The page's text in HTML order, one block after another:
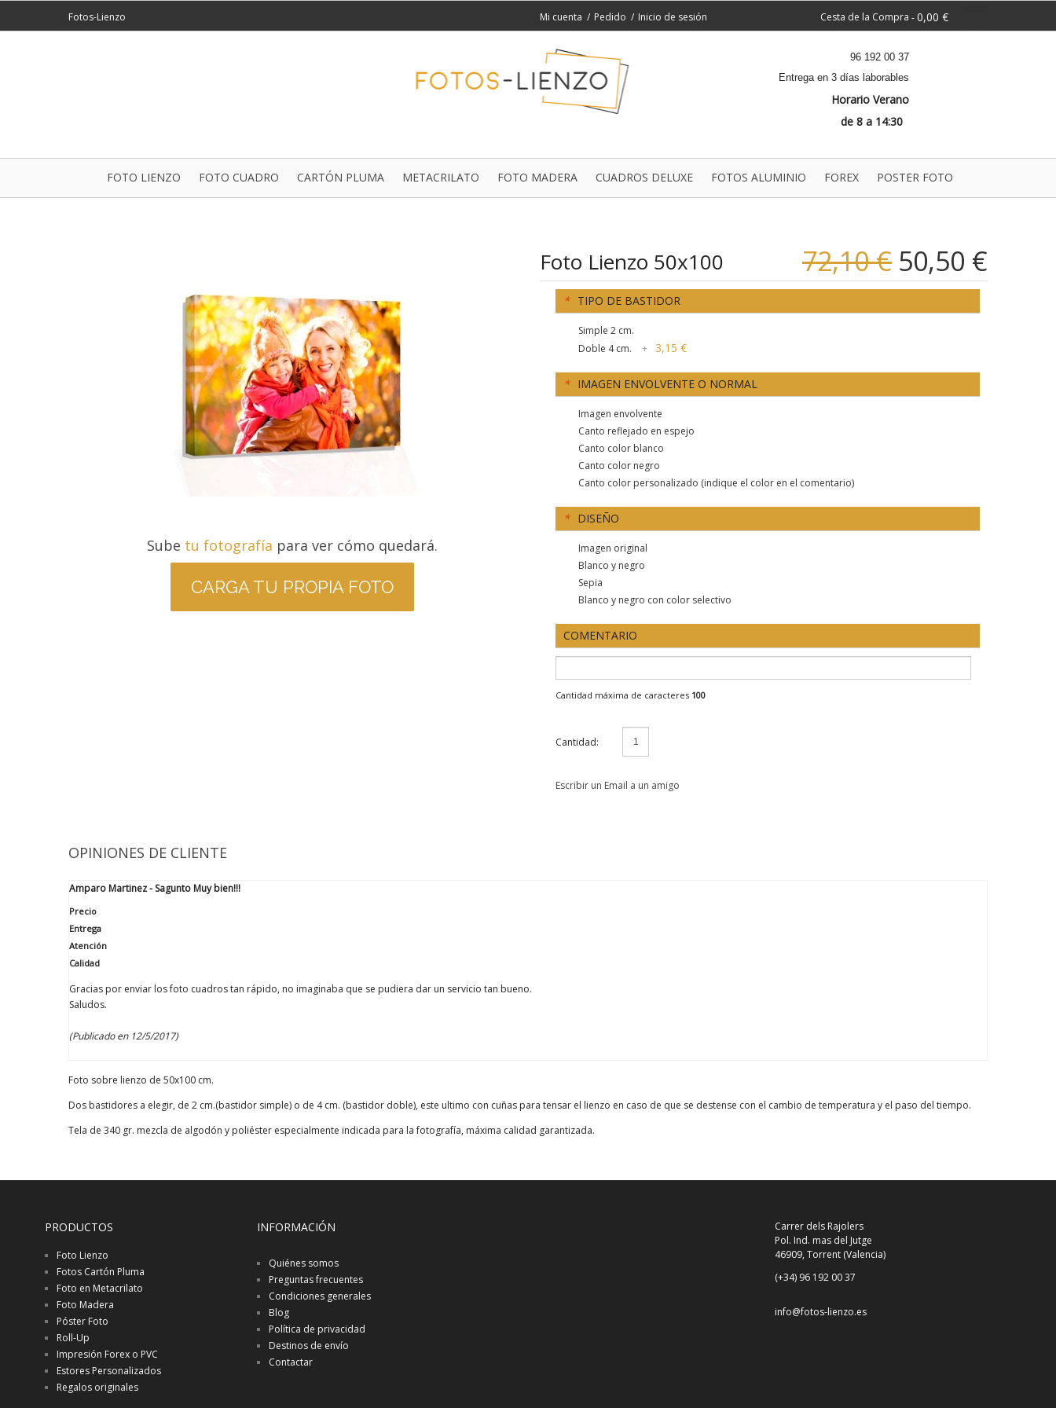
Fotos-Lienzo Cesta de la Compra -0,00 €
Mi cuenta Pedido Inicio de sesión
96 192 00 37
Entrega en 3 días laborables
Horario Verano
de 8 a 14:30
FOTO LIENZO FOTO CUADRO CARTÓN PLUMA METACRILATO FOTO MADERA CUADROS DELUXE FOTOS ALUMINIO FOREX POSTER FOTO
Sube tu fotografía para ver cómo quedará.
CARGA TU PROPIA FOTO
Foto Lienzo 50x100 72,10 € 50,50 €
* TIPO DE BASTIDOR
Simple 2 cm.
Doble 4 cm.
+ 3,15 €
* IMAGEN ENVOLVENTE O NORMAL
Imagen envolvente
Canto reflejado en espejo
Canto color blanco
Canto color negro
Canto color personalizado (indique el color en el comentario)
* DISEÑO
Imagen original
Blanco y negro
Sepia
Blanco y negro con color selectivo
COMENTARIO
Cantidad máxima de caracteres 100
Cantidad:
Escribir un Email a un amigo
OPINIONES DE CLIENTE
Amparo Martinez - Sagunto Muy bien!!!
Precio
Entrega
Atención
Calidad
Gracias por enviar los foto cuadros tan rápido, no imaginaba que se pudiera dar un servicio tan bueno.
Saludos.
(Publicado en 12/5/2017)
Foto sobre lienzo de 50x100 cm.
Dos bastidores a elegir, de 2 cm.(bastidor simple) o de 4 cm. (bastidor doble), este ultimo con cuñas para tensar el lienzo en caso de que se destense con el cambio de temperatura y el paso del tiempo.
Tela de 340 gr. mezcla de algodón y poliéster especialmente indicada para la fotografía, máxima calidad garantizada.
PRODUCTOS
Foto Lienzo
Fotos Cartón Pluma
Foto en Metacrilato
Foto Madera
Póster Foto
Roll-Up
Impresión Forex o PVC
Estores Personalizados
Regalos originales
INFORMACIÓN
Quiénes somos
Preguntas frecuentes
Condiciones generales
Blog
Política de privacidad
Destinos de envío
Contactar
Carrer dels Rajolers
Pol. Ind. mas del Jutge
46909, Torrent (Valencia)
(+34) 96 192 00 37
info@fotos-lienzo.es